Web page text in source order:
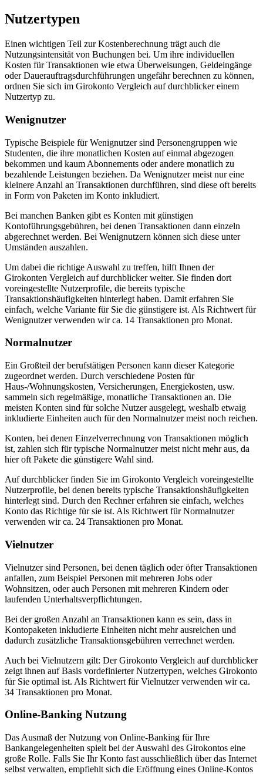
Nutzertypen
Einen wichtigen Teil zur Kostenberechnung trägt auch die
Nutzungsintensität von Buchungen bei. Um ihre individuellen
Kosten für Transaktionen wie etwa Überweisungen, Geldeingänge
oder Dauerauftragsdurchführungen ungefähr berechnen zu können,
ordnen Sie sich im Girokonto Vergleich auf durchblicker einem
Nutzertyp zu.
Wenignutzer
Typische Beispiele für Wenignutzer sind Personengruppen wie
Studenten, die ihre monatlichen Kosten auf einmal abgezogen
bekommen und kaum Abonnements oder andere monatlich zu
bezahlende Leistungen beziehen. Da Wenignutzer meist nur eine
kleinere Anzahl an Transaktionen durchführen, sind diese oft bereits
in Form von Paketen im Konto inkludiert.
Bei manchen Banken gibt es Konten mit günstigen
Kontoführungsgebühren, bei denen Transaktionen dann einzeln
abgerechnet werden. Bei Wenignutzern können sich diese unter
Umständen auszahlen.
Um dabei die richtige Auswahl zu treffen, hilft Ihnen der
Girokonten Vergleich auf durchblicker weiter. Sie finden dort
voreingestellte Nutzerprofile, die bereits typische
Transaktionshäufigkeiten hinterlegt haben. Damit erfahren Sie
einfach, welche Variante für Sie die günstigere ist. Als Richtwert für
Wenignutzer verwenden wir ca. 14 Transaktionen pro Monat.
Normalnutzer
Ein Großteil der berufstätigen Personen kann dieser Kategorie
zugeordnet werden. Durch verschiedene Posten für
Haus-/Wohnungskosten, Versicherungen, Energiekosten, usw.
sammeln sich regelmäßige, monatliche Transaktionen an. Die
meisten Konten sind für solche Nutzer ausgelegt, weshalb etwaig
inkludierte Einheiten auch für den Normalnutzer meist noch reichen.
Konten, bei denen Einzelverrechnung von Transaktionen möglich
ist, zahlen sich für typische Normalnutzer meist nicht mehr aus, da
hier oft Pakete die günstigere Wahl sind.
Auf durchblicker finden Sie im Girokonto Vergleich voreingestellte
Nutzerprofile, bei denen bereits typische Transaktionshäufigkeiten
hinterlegt sind. Durch den Rechner erfahren sie einfach, welches
Konto das Richtige für sie ist. Als Richtwert für Normalnutzer
verwenden wir ca. 24 Transaktionen pro Monat.
Vielnutzer
Vielnutzer sind Personen, bei denen täglich oder öfter Transaktionen
anfallen, zum Beispiel Personen mit mehreren Jobs oder
Wohnsitzen, oder auch Personen mit mehreren Kindern oder
laufenden Unterhaltsverpflichtungen.
Bei der großen Anzahl an Transaktionen kann es sein, dass in
Kontopaketen inkludierte Einheiten nicht mehr ausreichen und
dadurch zusätzliche Transaktionsgebühren verrechnet werden.
Auch bei Vielnutzern gilt: Der Girokonto Vergleich auf durchblicker
zeigt ihnen auf Basis vordefinierter Nutzertypen, welches Girokonto
für Sie optimal ist. Als Richtwert für Vielnutzer verwenden wir ca.
34 Transaktionen pro Monat.
Online-Banking Nutzung
Das Ausmaß der Nutzung von Online-Banking für Ihre
Bankangelegenheiten spielt bei der Auswahl des Girokontos eine
große Rolle. Falls Sie Ihr Konto fast ausschließlich über das Internet
selbst verwalten, empfiehlt sich die Eröffnung eines Online-Kontos